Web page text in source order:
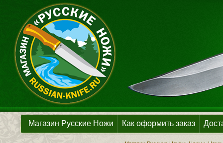
Магазин Русские Ножи Как оформить заказ